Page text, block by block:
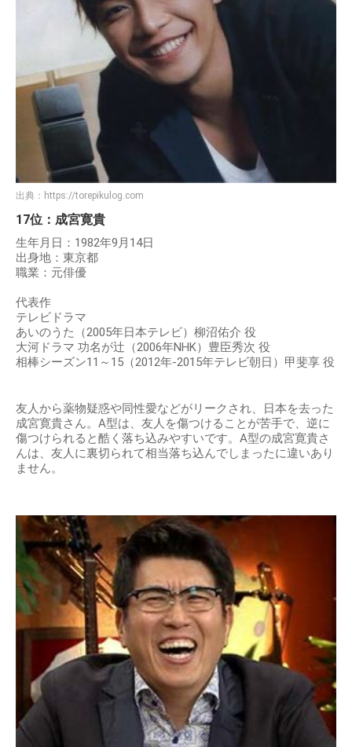
出典： https://torepikulog.com
17位：成宮寛貴
生年月日：1982年9月14日
出身地：東京都
職業：元俳優
代表作
テレビドラマ
あいのうた（2005年日本テレビ）柳沼佑介 役
大河ドラマ 功名が辻（2006年NHK）豊臣秀次 役
相棒シーズン11～15（2012年-2015年テレビ朝日）甲斐享 役
友人から薬物疑惑や同性愛などがリークされ、日本を去った
成宮寛貴さん。A型は、友人を傷つけることが苦手で、逆に
傷つけられると酷く落ち込みやすいです。A型の成宮寛貴さ
んは、友人に裏切られて相当落ち込んでしまったに違いあり
ません。